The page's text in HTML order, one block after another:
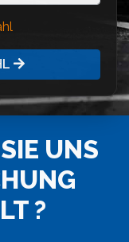
UNS
?